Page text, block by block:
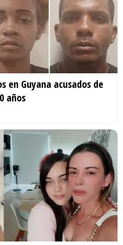
en Guyana acusados de
años